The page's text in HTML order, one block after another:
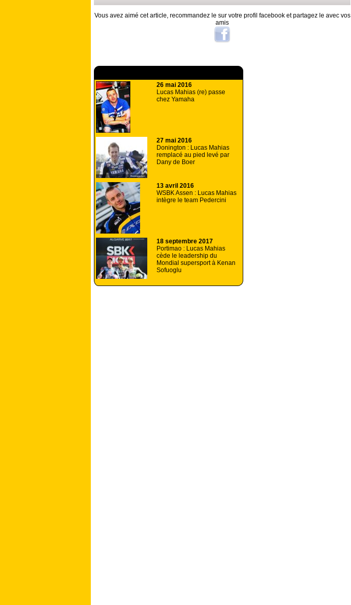
Vous avez aimé cet article, recommandez le sur votre profil facebook et partagez le avec vos
amis
26 mai 2016
Lucas Mahias (re) passe
chez Yamaha
27 mai 2016
Donington : Lucas Mahias
remplacé au pied levé par
Dany de Boer
13 avril 2016
WSBK Assen : Lucas Mahias
intègre le team Pedercini
18 septembre 2017
Portimao : Lucas Mahias
cède le leadership du
Mondial supersport à Kenan
Sofuoglu